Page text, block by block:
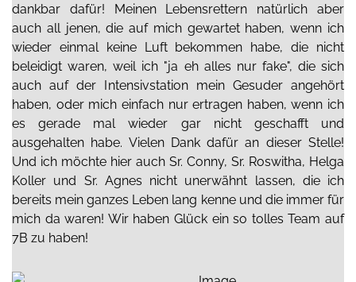
dankbar dafür! Meinen Lebensrettern natürlich aber
auch all jenen, die auf mich gewartet haben, wenn ich
wieder einmal keine Luft bekommen habe, die nicht
beleidigt waren, weil ich "ja eh alles nur fake", die sich
auch auf der Intensivstation mein Gesuder angehört
haben, oder mich einfach nur ertragen haben, wenn ich
es gerade mal wieder gar nicht geschafft und
ausgehalten habe. Vielen Dank dafür an dieser Stelle!
Und ich möchte hier auch Sr. Conny, Sr. Roswitha, Helga
Koller und Sr. Agnes nicht unerwähnt lassen, die ich
bereits mein ganzes Leben lang kenne und die immer für
mich da waren! Wir haben Glück ein so tolles Team auf
7B zu haben!